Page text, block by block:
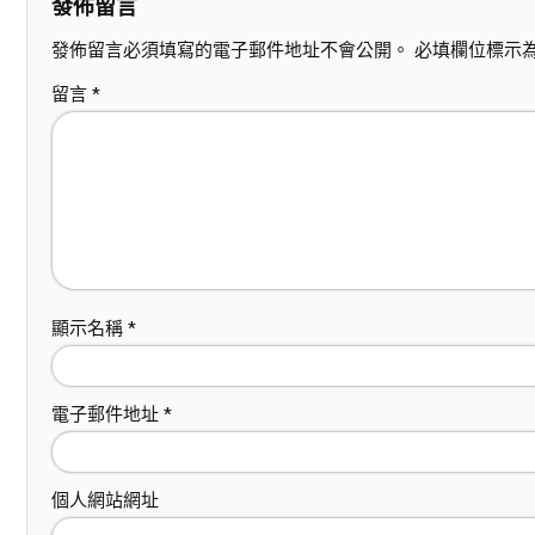
發佈留言
發佈留言必須填寫的電子郵件地址不會公開。 必填欄位標示
留言 *
顯示名稱 *
電子郵件地址 *
個人網站網址